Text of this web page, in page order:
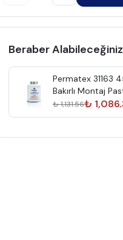
Beraber
Permatex 31163
Bakırlı Montaj
₺ 1,131.56₺